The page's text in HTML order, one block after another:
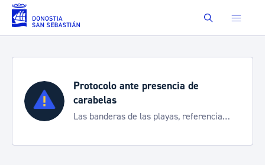
Saltar al contenido principal Buscar
ante presencia de
de las playas, referencia
de